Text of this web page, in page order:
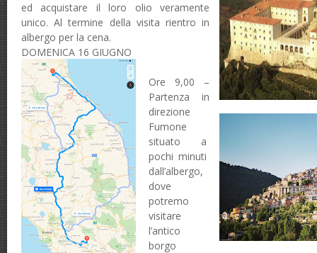
ed acquistare il loro olio veramente
unico. Altermine della visita rientro in
albergo per la cena.
DOMENICA 16 GIUGNO
Ore 9,00 –
Partenza in
direzione
Fumone
situato a
pochi minuti
dall’albergo,
dove
potremo
visitare
l’antico
borgo